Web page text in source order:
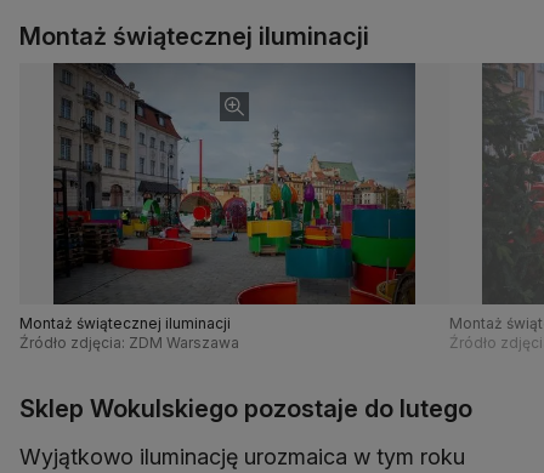
Montaż świątecznej iluminacji
Montaż świątecznej iluminacji
Źródło zdjęcia: ZDM Warszawa
Montaż
Źródło
Sklep Wokulskiego pozostaje do lutego
Wyjątkowo iluminację urozmaica w tym roku